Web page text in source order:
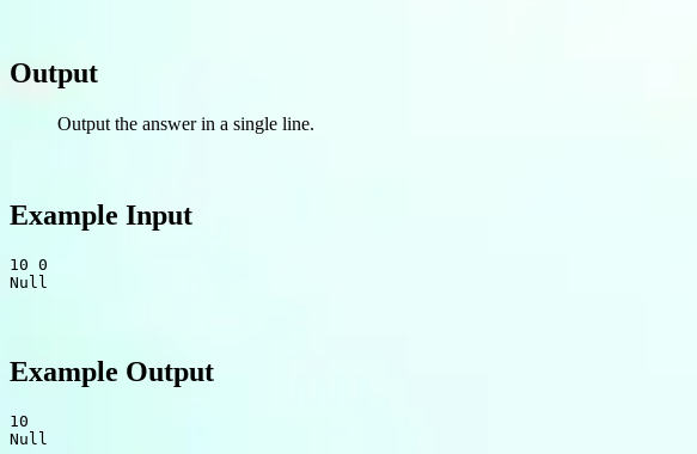
Output
Output the answer in a single line.
Example Input
Null
Example Output
Null